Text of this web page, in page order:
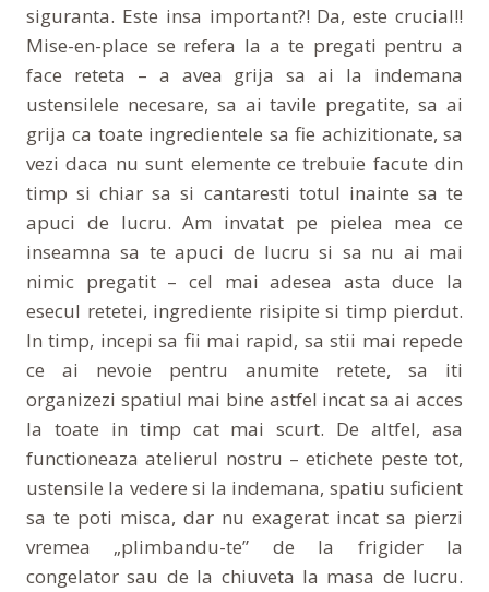
siguranta. Este insa important?! Da, este crucial!!
Mise-en-place se refera la a te pregati pentru a
face reteta – a avea grija sa ai la indemana
ustensilele necesare, sa ai tavile pregatite, sa ai
grija ca toate ingredientele sa fie achizitionate, sa
vezi daca nu sunt elemente ce trebuie facute din
timp si chiar sa si cantaresti totul inainte sa te
apuci de lucru. Am invatat pe pielea mea ce
inseamna sa te apuci de lucru si sa nu ai mai
nimic pregatit – cel mai adesea asta duce la
esecul retetei, ingrediente risipite si timp pierdut.
In timp, incepi sa fii mai rapid, sa stii mai repede
ce ai nevoie pentru anumite retete, sa iti
organizezi spatiul mai bine astfel incat sa ai acces
la toate in timp cat mai scurt. De altfel, asa
functioneaza atelierul nostru – etichete peste tot,
ustensile la vedere si la indemana, spatiu suficient
sa te poti misca, dar nu exagerat incat sa pierzi
vremea „plimbandu-te” de la frigider la
congelator sau de la chiuveta la masa de lucru.